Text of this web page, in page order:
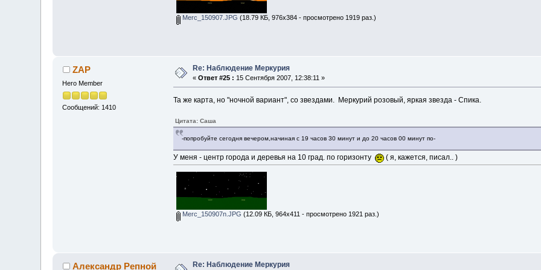
Merc_150907.JPG (18.79 КБ, 976x384 - просмотрено 1919 раз.)
ZAP
Hero Member
Сообщений: 1410
Re: Наблюдение Меркурия
«Ответ #25 : 15 Сентября 2007, 12:38:11 »
Та же карта, но "ночной вариант", со звездами. Меркурий розовый, яркая звезда - Спика.
Цитата: Саша
-попробуйте сегодня вечером,начиная с 19 часов 30 минут и до 20 часов 00 минут по-
У меня - центр города и деревья на 10 град. по горизонту ( я, кажется, писал.. )
Merc_150907n.JPG (12.09 КБ, 964x411 - просмотрено 1921 раз.)
Александр Репной Re: Наблюдение Меркурия